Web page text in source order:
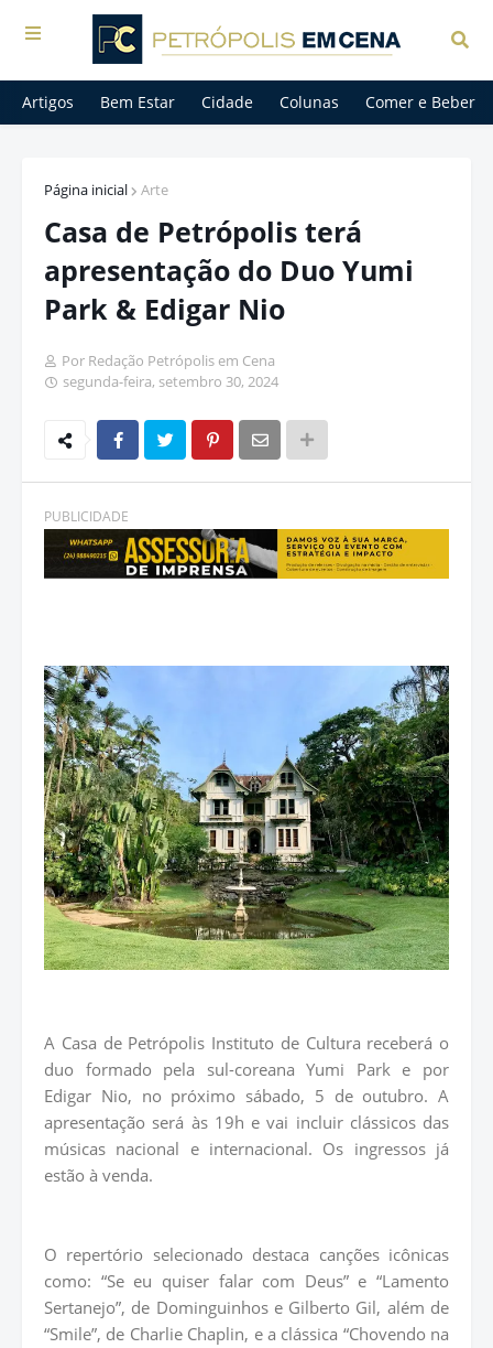
Artigos Bem Estar Cidade Colunas Comer e Beber
Página inicial Arte
Casa de Petrópolis terá
apresentação do Duo Yumi
Park & Edigar Nio
Por Redação Petrópolis em Cena
segunda-feira, setembro 30, 2024
PUBLICIDADE
A Casa de Petrópolis Instituto de Cultura receberá o
duo formado pela sul-coreana Yumi Park e por
Edigar Nio, no próximo sábado, 5 de outubro. A
apresentação será às 19h e vai incluir clássicos das
músicas nacional e internacional. Os ingressos já
estão à venda.
O repertório selecionado destaca canções icônicas
como: “Se eu quiser falar com Deus” e “Lamento
Sertanejo”, de Dominguinhos e Gilberto Gil, além de
“Smile”, de Charlie Chaplin, e a clássica “Chovendo na